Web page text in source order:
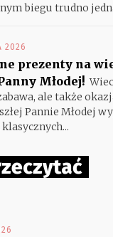
biegu trudno
2026
prezenty na
Młodej!
ale także
Pannie Młodej